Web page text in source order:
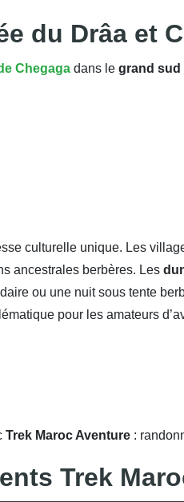
du Drâa et
Chegaga dans le grand sud
culturelle unique. Les
ancestrales berbères. Les
ou une nuit sous tente
pour les amateurs
Trek Maroc Aventure :
Trek